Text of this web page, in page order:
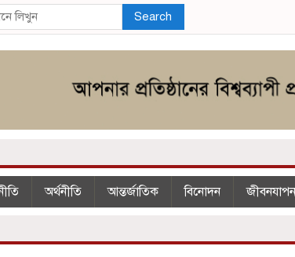
Search
অর্থনীতি আন্তর্জাতিক বিনোদন